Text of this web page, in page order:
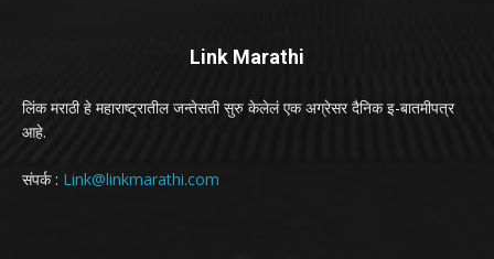
Link Marathi
लिंक मराठी हे महाराष्ट्रातील जन्तेसती सुरु केलेलं एक अग्रेसर दैनिक इ-बातमीपत्र
आहे.
संपर्क : Link@linkmarathi.com